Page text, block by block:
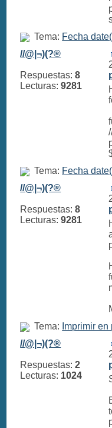
Tema: Fecha
//@|¬)(?®
Respuestas:8
Lecturas:9281
Tema: Fecha
//@|¬)(?®
Respuestas:8
Lecturas:9281
Tema: Imprimir
//@|¬)(?®
Respuestas:2
Lecturas: 1024